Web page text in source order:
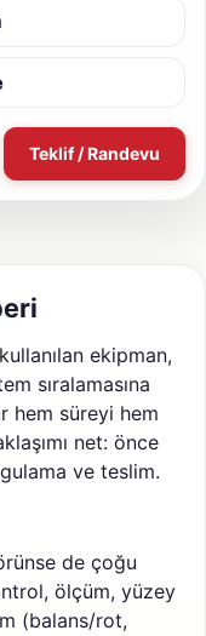
Teklif / Randevu
ekipman,
sıralamasına
hem süreyi hem
net: önce
ve teslim.
de çoğu
ölçüm, yüzey
(balans/rot,